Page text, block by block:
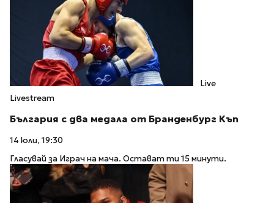
Live
Livestream
България с два медала от Бранденбург Къп
14 юли, 19:30
Гласувай за Играч на мача. Остават ти 15 минути.